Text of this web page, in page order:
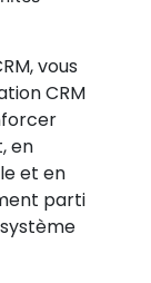
vous
CRM
en
et en
parti